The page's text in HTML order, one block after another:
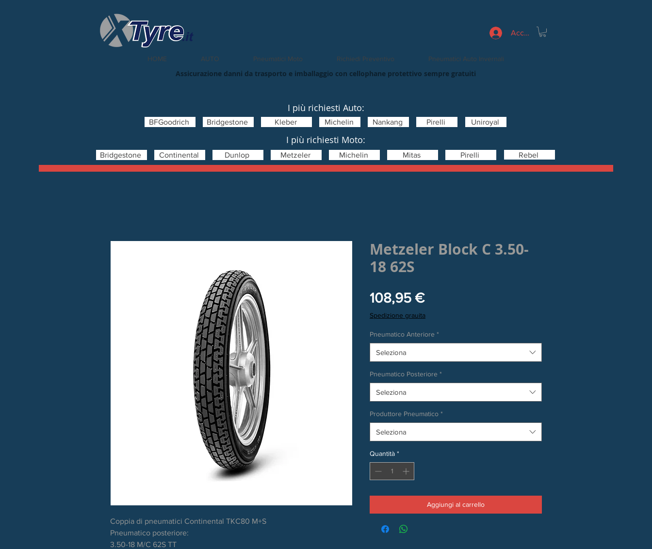
Accedi
HOME AUTO Pneumatici Moto Richiedi Preventivo Pneumatici Auto Invernali
Assicurazione danni da trasporto e imballaggio con cellophane protettivo sempre gratuiti
I più richiesti Auto:
BFGoodrich Bridgestone Kleber Michelin Nankang Pirelli Uniroyal
I più richiesti Moto:
Bridgestone Continental Dunlop Metzeler Michelin Mitas Pirelli Rebel
Coppia di pneumatici Continental TKC80 M+S
Pneumatico posteriore:
3.50-18 M/C 62S TT
Metzeler Block C 3.50-
18 62S
108,95 €Prezzo
Spedizione grauita
Pneumatico Anteriore *
Seleziona
Pneumatico Posteriore *
Seleziona
Produttore Pneumatico *
Seleziona
Quantità *
Aggiungi al carrello